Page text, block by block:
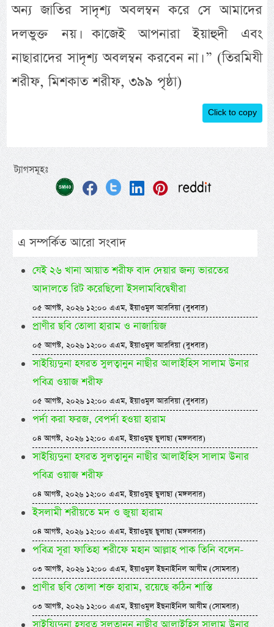
অন্য জাতির সাদৃশ্য অবলম্বন করে সে আমাদের
দলভুক্ত নয়। কাজেই আপনারা ইয়াহুদী এবং
নাছারাদের সাদৃশ্য অবলম্বন করবেন না। ” (তিরমিযী
শরীফ, মিশকাত শরীফ, ৩৯৯ পৃষ্ঠা)
Click to copy
ট্যাগসমূহঃ
এ সম্পর্কিত আরো সংবাদ
যেই ২৬ খানা আয়াত শরীফ বাদ দেয়ার জন্য ভারতের
আদালতে রিট করেছিলো ইসলামবিদ্বেষীরা
০৫ আগস্ট, ২০২৬ ১২:০০ এএম, ইয়াওমুল আরবিয়া (বুধবার)
প্রাণীর ছবি তোলা হারাম ও নাজায়িজ
০৫ আগস্ট, ২০২৬ ১২:০০ এএম, ইয়াওমুল আরবিয়া (বুধবার)
সাইয়্যিদুনা হযরত সুলত্বানুন নাছীর আলাইহিস সালাম উনার
পবিত্র ওয়াজ শরীফ
০৫ আগস্ট, ২০২৬ ১২:০০ এএম, ইয়াওমুল আরবিয়া (বুধবার)
পর্দা করা ফরজ, বেপর্দা হওয়া হারাম
০৪ আগস্ট, ২০২৬ ১২:০০ এএম, ইয়াওমুছ ছুলাছা (মঙ্গলবার)
সাইয়্যিদুনা হযরত সুলত্বানুন নাছীর আলাইহিস সালাম উনার
পবিত্র ওয়াজ শরীফ
০৪ আগস্ট, ২০২৬ ১২:০০ এএম, ইয়াওমুছ ছুলাছা (মঙ্গলবার)
ইসলামী শরীয়তে মদ ও জুয়া হারাম
০৪ আগস্ট, ২০২৬ ১২:০০ এএম, ইয়াওমুছ ছুলাছা (মঙ্গলবার)
পবিত্র সূরা ফাতিহা শরীফে মহান আল্লাহ পাক তিনি বলেন-
০৩ আগস্ট, ২০২৬ ১২:০০ এএম, ইয়াওমুল ইছনাইনিল আযীম (সোমবার)
প্রাণীর ছবি তোলা শক্ত হারাম, রয়েছে কঠিন শাস্তি
০৩ আগস্ট, ২০২৬ ১২:০০ এএম, ইয়াওমুল ইছনাইনিল আযীম (সোমবার)